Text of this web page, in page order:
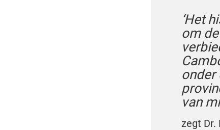
‘Het
om
onder
van
zegt Dr.